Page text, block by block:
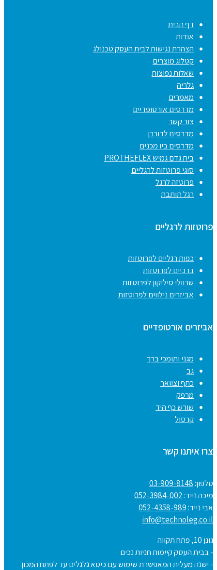
דף הבית
אודות
הצהרת נגישות לבית העסק טכנולג
קטלוג מוצרים
שאלות נפוצות
גלריה
מאמרים
מדרסים אורטופדיים
צור קשר
מדרסים לדורבן
מדרסים ביו מכנים
בית גדם גמיש PROTHEFLEX
סוגי פרוטזות לרגליים
פרוטזה לרגל
רגל תותבת
פרוטזות לרגליים
כפות רגליים לפרוטזות
ברכיים לפרוטזות
שרוולי סיליקון לפרוטזות
אביזרים נילווים לפרוטזות
אביזרים אורטופדיים
מגני ותומכי ברך
גב
כתף וצוואר
מרפק
שורש כף היד
קרסול
צרו איתנו קשר
טלפון:03-909-8148
מיכה נייד:052-3984-002
אבי נייד:052-4358-989
info@technoleg.co.il
גונן 10, פתח תקווה
- בבית העסק קיימות חניות נכים
- ישנה מעלית המאפשרת שימוש עם כיסא גלגלים עד לפתח המכון